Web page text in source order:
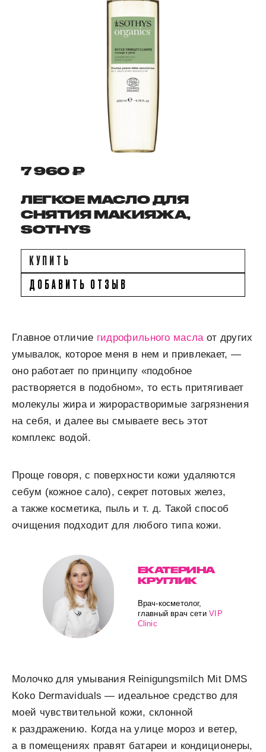
7 960 ₽
ЛЕГКОЕ МАСЛО ДЛЯ
СНЯТИЯ МАКИЯЖА,
SOTHYS
КУПИТЬ
ДОБАВИТЬ ОТЗЫВ
Главное отличие гидрофильного маслаот других
умывалок, которое меня в нем и привлекает, —
оно работает по принципу «подобное
растворяется в подобном», то есть притягивает
молекулы жира и жирорастворимые загрязнения
на себя, и далее вы смываете весь этот
комплекс водой.
Проще говоря, с поверхности кожи удаляются
себум (кожное сало), секрет потовых желез,
а также косметика, пыль и т. д. Такой способ
очищения подходит для любого типа кожи.
ЕКАТЕРИНА
КРУГЛИК
Врач-косметолог,
главный врач сетиVIP
Clinic
Молочко для умывания Reinigungsmilch Mit DMS
Koko Dermaviduals — идеальное средство для
моей чувствительной кожи, склонной
к раздражению. Когда на улице мороз и ветер,
а в помещениях правят батареи и кондиционеры,